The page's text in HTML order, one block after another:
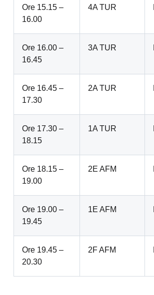
Ore 15.15 –
16.00
4A TUR
Ore 16.00 –
16.45
3A TUR
Ore 16.45 –
17.30
2A TUR
Ore 17.30 –
18.15
1A TUR
Ore 18.15 –
19.00
2E AFM
Ore 19.00 –
19.45
1E AFM
Ore 19.45 –
20.30
2F AFM